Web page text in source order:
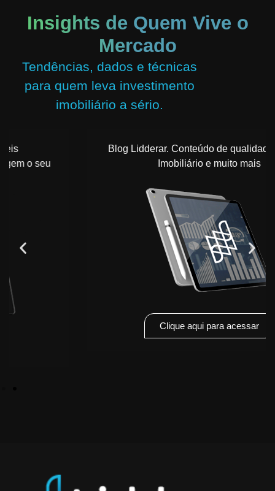
Insights de Quem Vive o
Mercado
Tendências, dados e técnicas
para quem leva investimento
imobiliário a sério.
Blog Lidderar. Conteúdo de qualidade do setor
Imobiliário e muito mais
Clique aqui para acessar